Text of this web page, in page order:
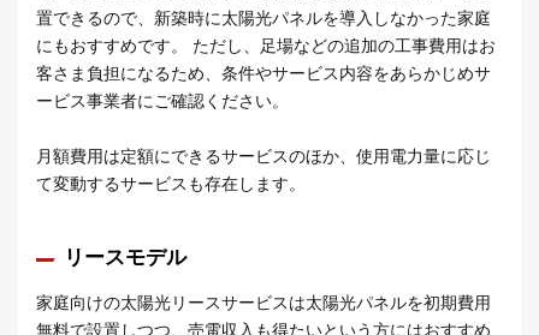
置できるので、新築時に太陽光パネルを導入しなかった家庭
にもおすすめです。 ただし、足場などの追加の工事費用はお
客さま負担になるため、条件やサービス内容をあらかじめサ
ービス事業者にご確認ください。
月額費用は定額にできるサービスのほか、使用電力量に応じ
て変動するサービスも存在します。
リースモデル
家庭向けの太陽光リースサービスは太陽光パネルを初期費用
無料で設置しつつ、売電収入も得たいという方にはおすすめ